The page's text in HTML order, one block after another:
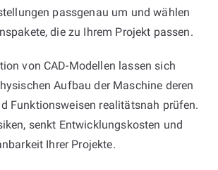
passgenau um und wählen
die zu Ihrem Projekt passen.
von CAD-Modellen lassen sich
Aufbau der Maschine deren
Funktionsweisen realitätsnah prüfen.
senkt Entwicklungskosten und
Ihrer Projekte.